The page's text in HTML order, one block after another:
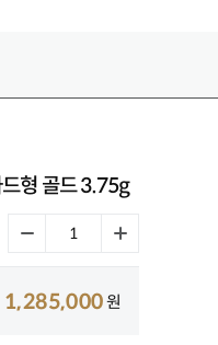
형 골드 3.75g
1,285,000원